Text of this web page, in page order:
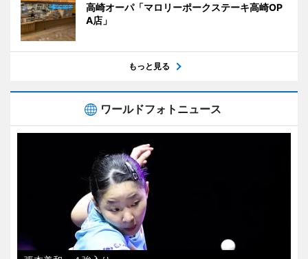
高崎オーパ「マロリーポークステーキ高崎OP
A店」
もっと見る
ワールドフォトニュース